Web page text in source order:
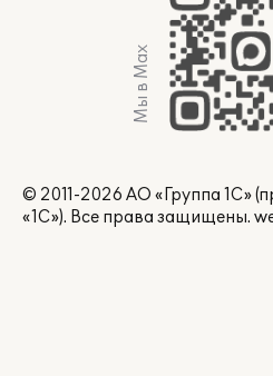
Мы в Max
© 2011-2026 АО «Группа 1С»
«1С»). Все права защищены.